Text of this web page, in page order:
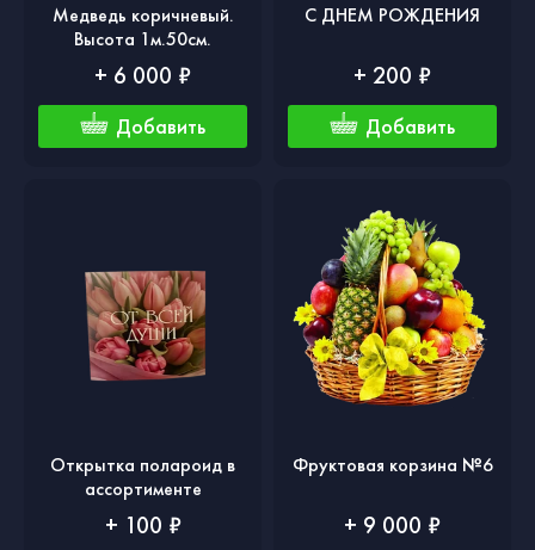
Медведь коричневый.
Высота 1м.50см.
+ 6 000 ₽
Добавить
С ДНЕМ РОЖДЕНИЯ
+ 200 ₽
Добавить
Открытка полароид в
ассортименте
+ 100 ₽
Фруктовая корзина №6
+ 9 000 ₽